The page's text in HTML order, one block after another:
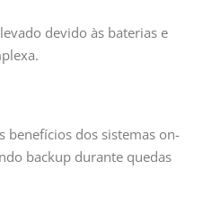
devido às baterias e
benefícios dos sistemas on-
backup durante quedas